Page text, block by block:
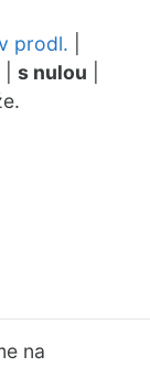
prodl.
s nulou
na